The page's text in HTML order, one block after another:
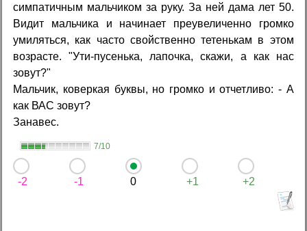
симпатичным мальчиком за руку. За ней дама лет 50.
Видит мальчика и начинает преувеличенно громко
умиляться, как часто свойственно тетенькам в этом
возрасте. "Ути-пусенька, лапочка, скажи, а как нас
зовут?"
Мальчик, коверкая буквы, но громко и отчетливо: - А
как ВАС зовут?
Занавес.
7/10
-2 -1 0 +1 +2